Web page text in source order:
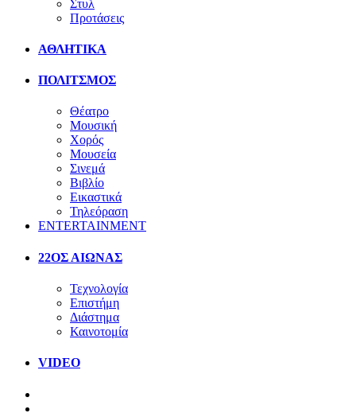
Στυλ
Προτάσεις
ΑΘΛΗΤΙΚΑ
ΠΟΛΙΤΣΜΟΣ
Θέατρο
Μουσική
Χορός
Μουσεία
Σινεμά
Βιβλίο
Εικαστικά
Τηλεόραση
ENTERTAINMENT
22ΟΣ ΑΙΩΝΑΣ
Τεχνολογία
Επιστήμη
Διάστημα
Καινοτομία
VIDEO